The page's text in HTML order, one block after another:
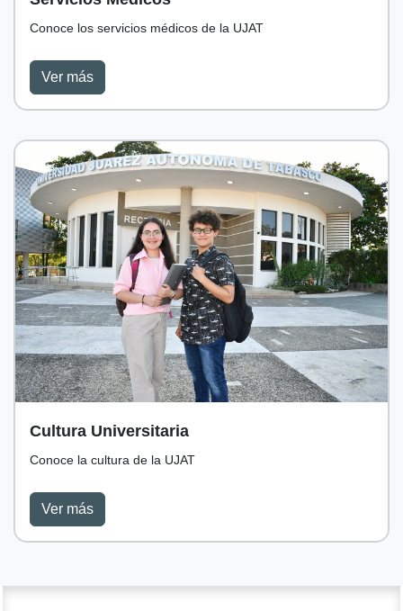
Conoce los servicios médicos de la UJAT
Ver más
Cultura Universitaria
Conoce la cultura de la UJAT
Ver más